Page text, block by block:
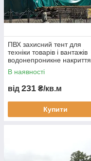
ПВХ захисний тент для
техніки товарів і вантажів
водонепроникне накриття
для бізнесу складського
зберігання
В наявності
від 231 ₴/кв.м
Купити